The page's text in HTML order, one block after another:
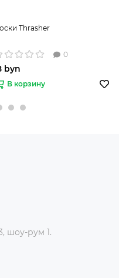
Thrasher
0
byn
В корзину
шоу-рум 1.